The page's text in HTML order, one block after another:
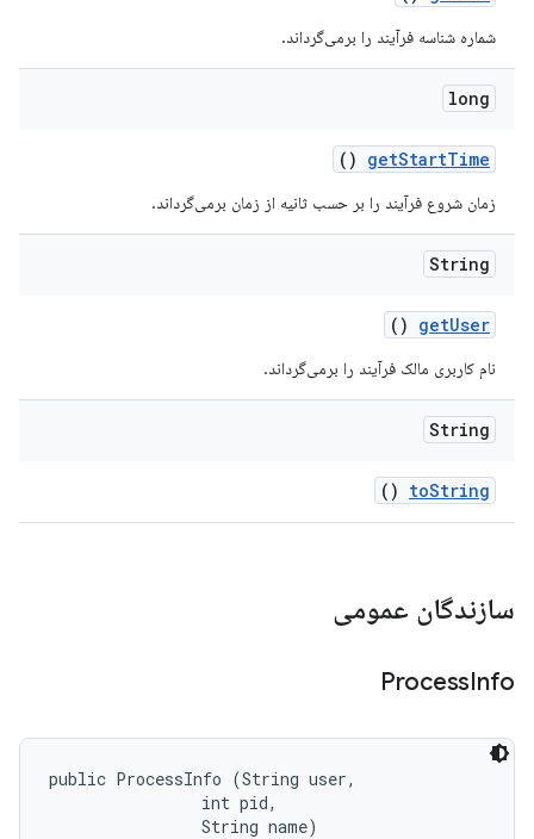
شماره شناسه فرآیند را برمی‌گرداند.
long
getStartTime
()
زمان شروع فرآیند را بر حسب ثانیه از زمان برمی‌گرداند.
String
getUser
()
نام کاربری مالک فرآیند را برمی‌گرداند.
String
toString
()
سازندگان عمومی
ProcessInfo
public ProcessInfo (String user,
                int pid,
                String name)